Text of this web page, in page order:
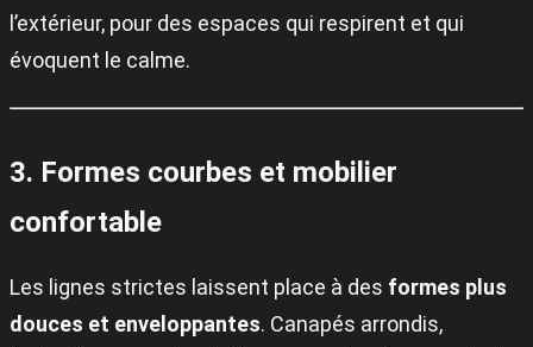
l’extérieur, pour des espaces qui respirent et qui
évoquent le calme.
3. Formes courbes et mobilier
confortable
Les lignes strictes laissent place à des formes plus
douces et enveloppantes. Canapés arrondis,